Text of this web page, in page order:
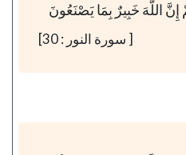
اللَّهَ خَبِيرٌ بِمَا يَصْنَعُونَ
[ سورة النور : 30]